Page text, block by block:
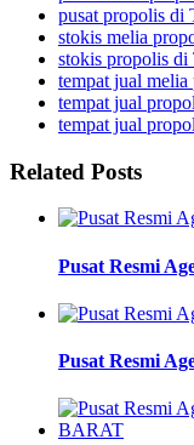
pusat propolis
stokis melia
stokis propolis
tempat jual
tempat jual
tempat jual
Related Posts
Pusat Resmi
Pusat Resmi